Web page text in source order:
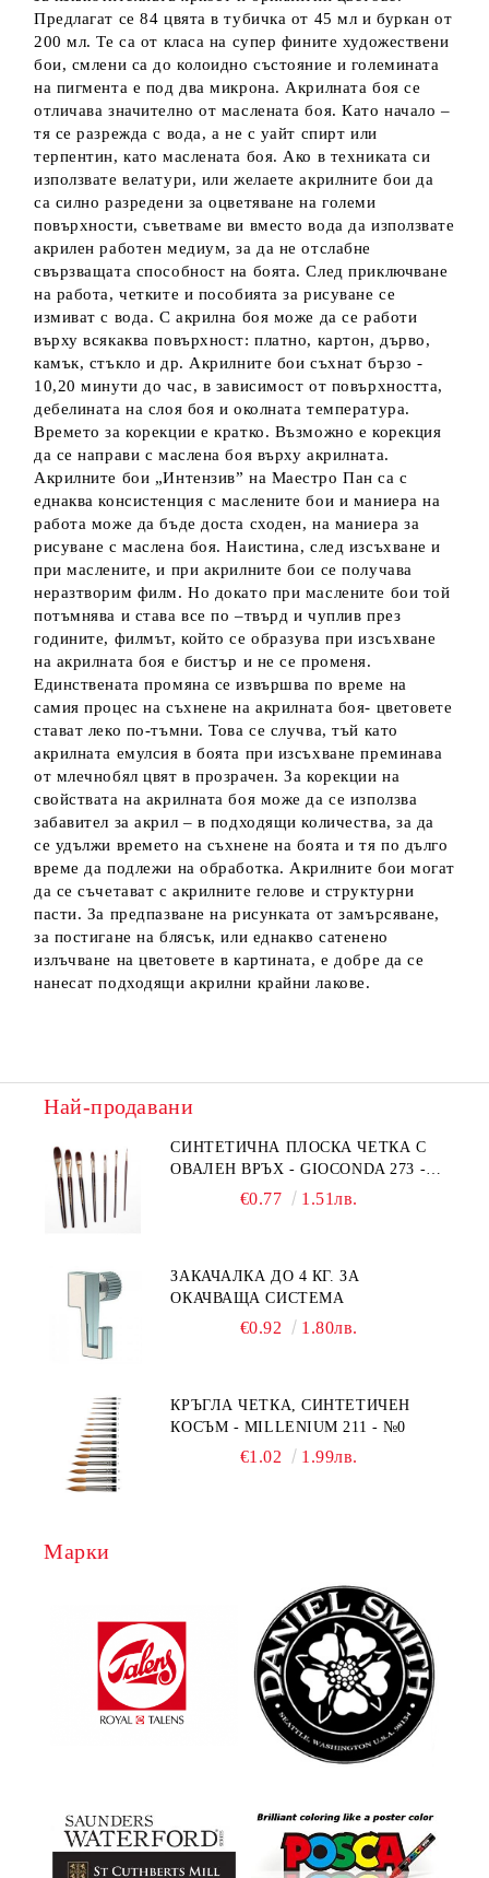
Предлагат се 84 цвята в тубичка от 45 мл и буркан от
200 мл. Те са от класа на супер фините художествени
бои, смлени са до колоидно състояние и големината
на пигмента е под два микрона. Акрилната боя се
отличава значително от маслената боя. Като начало –
тя се разрежда с вода, а не с уайт спирт или
терпентин, като маслената боя. Ако в техниката си
използвате велатури, или желаете акрилните бои да
са силно разредени за оцветяване на големи
повърхности, съветваме ви вместо вода да използвате
акрилен работен медиум, за да не отслабне
свързващата способност на боята. След приключване
на работа, четките и пособията за рисуване се
измиват с вода. С акрилна боя може да се работи
върху всякаква повърхност: платно, картон, дърво,
камък, стъкло и др. Акрилните бои съхнат бързо -
10,20 минути до час, в зависимост от повърхността,
дебелината на слоя боя и околната температура.
Времето за корекции е кратко. Възможно е корекция
да се направи с маслена боя върху акрилната.
Акрилните бои „Интензив” на Маестро Пан са с
еднаква консистенция с маслените бои и маниера на
работа може да бъде доста сходен, на маниера за
рисуване с маслена боя. Наистина, след изсъхване и
при маслените, и при акрилните бои се получава
неразтворим филм. Но докато при маслените бои той
потъмнява и става все по –твърд и чуплив през
годините, филмът, който се образува при изсъхване
на акрилната боя е бистър и не се променя.
Единствената промяна се извършва по време на
самия процес на съхнене на акрилната боя- цветовете
стават леко по-тъмни. Това се случва, тъй като
акрилната емулсия в боята при изсъхване преминава
от млечнобял цвят в прозрачен. За корекции на
свойствата на акрилната боя може да се използва
забавител за акрил – в подходящи количества, за да
се удължи времето на съхнене на боята и тя по дълго
време да подлежи на обработка. Акрилните бои могат
да се съчетават с акрилните гелове и структурни
пасти. За предпазване на рисунката от замърсяване,
за постигане на блясък, или еднакво сатенено
излъчване на цветовете в картината, е добре да се
нанесат подходящи акрилни крайни лакове.
Най-продавани
СИНТЕТИЧНА ПЛОСКА ЧЕТКА С
ОВАЛЕН ВРЪХ - GIOCONDA 273 -
€0.77 1.51лв.
ЗАКАЧАЛКА ДО 4 КГ. ЗА
ОКАЧВАЩА СИСТЕМА
€0.92 1.80лв.
КРЪГЛА ЧЕТКА, СИНТЕТИЧЕН
КОСЪМ - MILLENIUM 211 - №0
€1.02 1.99лв.
Марки